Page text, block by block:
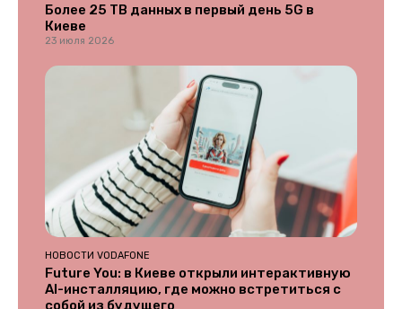
Более 25 ТВ данных в первый день 5G в
Киеве
23 июля 2026
НОВОСТИ VODAFONE
Future You: в Киеве открыли интерактивную
AI-инсталляцию, где можно встретиться с
собой из будущего